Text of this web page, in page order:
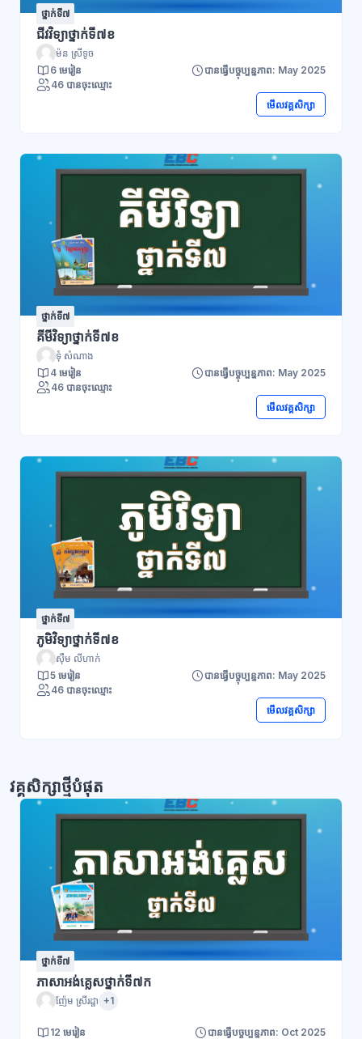
ថ្នាក់ទី៧
ជីវវិទ្យាថ្នាក់ទី៧ខ
ម៉ន ស្រីទូច
6 មេរៀន
បានធ្វើបច្ចុប្បន្នភាព: May 2025
46 បានចុះឈ្មោះ
មើលវគ្គសិក្សា
ថ្នាក់ទី៧
គីមីវិទ្យាថ្នាក់ទី៧ខ
ទុំ សំណាង
4 មេរៀន
បានធ្វើបច្ចុប្បន្នភាព: May 2025
46 បានចុះឈ្មោះ
មើលវគ្គសិក្សា
ថ្នាក់ទី៧
ភូមិវិទ្យាថ្នាក់ទី៧ខ
ស៊ឹម លីហាក់
5 មេរៀន
បានធ្វើបច្ចុប្បន្នភាព: May 2025
46 បានចុះឈ្មោះ
មើលវគ្គសិក្សា
វគ្គសិក្សាថ្មីបំផុត
ថ្នាក់ទី៧
ភាសាអង់គ្លេសថ្នាក់ទី៧ក
ញ៉ែម ស្រីរដ្ឋា +1
12 មេរៀន បានធ្វើបច្ចុប្បន្នភាព: Oct 2025